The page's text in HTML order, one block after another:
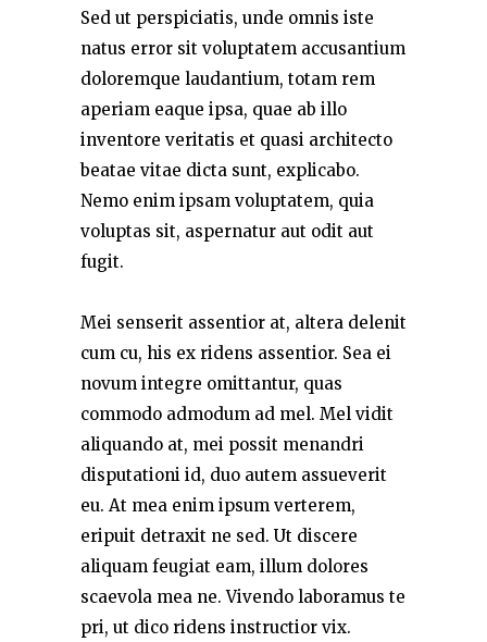
Sed ut perspiciatis, unde omnis iste
natus error sit voluptatem accusantium
doloremque laudantium, totam rem
aperiam eaque ipsa, quae ab illo
inventore veritatis et quasi architecto
beatae vitae dicta sunt, explicabo.
Nemo enim ipsam voluptatem, quia
voluptas sit, aspernatur aut odit aut
fugit.
Mei senserit assentior at, altera delenit
cum cu, his ex ridens assentior. Sea ei
novum integre omittantur, quas
commodo admodum ad mel. Mel vidit
aliquando at, mei possit menandri
disputationi id, duo autem assueverit
eu. At mea enim ipsum verterem,
eripuit detraxit ne sed. Ut discere
aliquam feugiat eam, illum dolores
scaevola mea ne. Vivendo laboramus te
pri, ut dico ridens instructior vix.